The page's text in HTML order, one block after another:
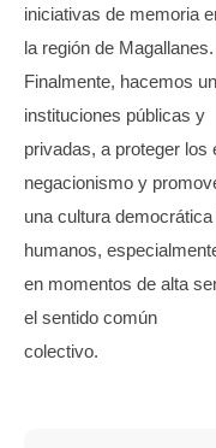
iniciativas de memoria
la región de Magallanes.
Finalmente, hacemos
instituciones públicas y
privadas, a proteger
negacionismo y
una cultura
humanos,
en momentos de alta
el sentido común
colectivo.